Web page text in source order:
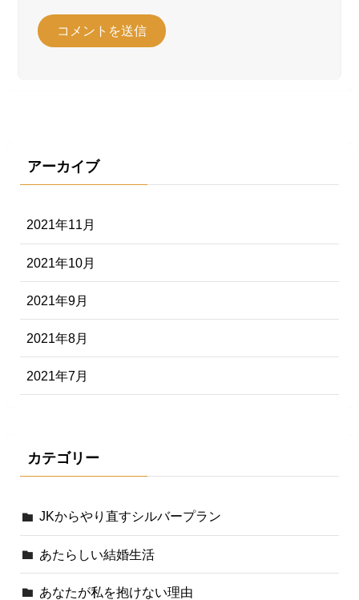
アーカイブ
2021年11月
2021年10月
2021年9月
2021年8月
2021年7月
カテゴリー
JKからやり直すシルバープラン
あたらしい結婚生活
あなたが私を抱けない理由